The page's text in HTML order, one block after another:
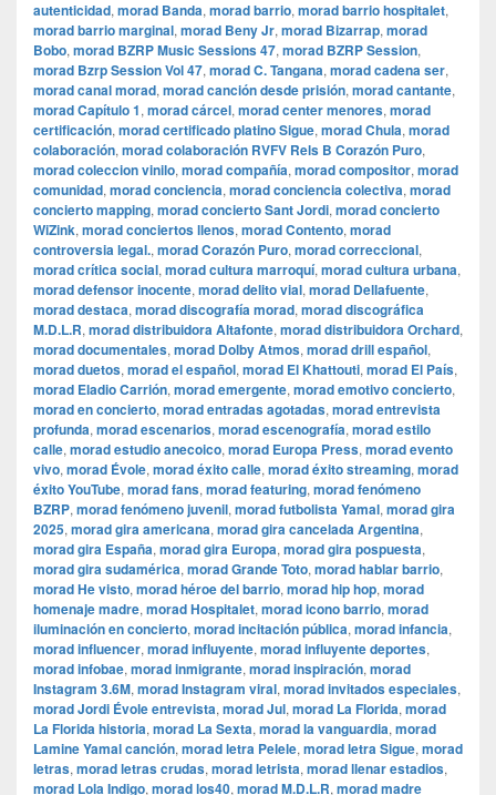
autenticidad, morad Banda, morad barrio, morad barrio hospitalet,
morad barrio marginal, morad Beny Jr, morad Bizarrap, morad
Bobo, morad BZRP Music Sessions 47, morad BZRP Session,
morad Bzrp Session Vol 47, morad C. Tangana, morad cadena ser,
morad canal morad, morad canción desde prisión, morad cantante,
morad Capítulo 1, morad cárcel, morad center menores, morad
certificación, morad certificado platino Sigue, morad Chula, morad
colaboración, morad colaboración RVFV Rels B Corazón Puro,
morad coleccion vinilo, morad compañía, morad compositor, morad
comunidad, morad conciencia, morad conciencia colectiva, morad
concierto mapping, morad concierto Sant Jordi, morad concierto
WiZink, morad conciertos llenos, morad Contento, morad
controversia legal., morad Corazón Puro, morad correccional,
morad crítica social, morad cultura marroquí, morad cultura urbana,
morad defensor inocente, morad delito vial, morad Dellafuente,
morad destaca, morad discografía morad, morad discográfica
M.D.L.R, morad distribuidora Altafonte, morad distribuidora Orchard,
morad documentales, morad Dolby Atmos, morad drill español,
morad duetos, morad el español, morad El Khattouti, morad El País,
morad Eladio Carrión, morad emergente, morad emotivo concierto,
morad en concierto, morad entradas agotadas, morad entrevista
profunda, morad escenarios, morad escenografía, morad estilo
calle, morad estudio anecoico, morad Europa Press, morad evento
vivo, morad Évole, morad éxito calle, morad éxito streaming, morad
éxito YouTube, morad fans, morad featuring, morad fenómeno
BZRP, morad fenómeno juvenil, morad futbolista Yamal, morad gira
2025, morad gira americana, morad gira cancelada Argentina,
morad gira España, morad gira Europa, morad gira pospuesta,
morad gira sudamérica, morad Grande Toto, morad hablar barrio,
morad He visto, morad héroe del barrio, morad hip hop, morad
homenaje madre, morad Hospitalet, morad icono barrio, morad
iluminación en concierto, morad incitación pública, morad infancia,
morad influencer, morad influyente, morad influyente deportes,
morad infobae, morad inmigrante, morad inspiración, morad
Instagram 3.6M, morad Instagram viral, morad invitados especiales,
morad Jordi Évole entrevista, morad Jul, morad La Florida, morad
La Florida historia, morad La Sexta, morad la vanguardia, morad
Lamine Yamal canción, morad letra Pelele, morad letra Sigue, morad
letras, morad letras crudas, morad letrista, morad llenar estadios,
morad Lola Indigo, morad los40, morad M.D.L.R, morad madre